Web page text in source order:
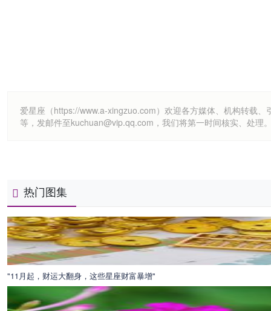
爱星座（https://www.a-xingzuo.com）欢迎各方媒体、机构转载
等，发邮件至kuchuan@vip.qq.com，我们将第一时间核实、处理
热门图集
"11月起，财运大翻身，这些星座财富暴增"